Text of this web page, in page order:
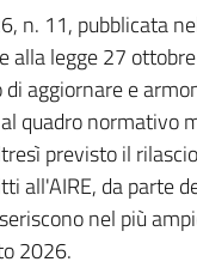
n. 11, pubblicata
alla legge 27
aggiornare e
quadro normativo
previsto il
all'AIRE, da parte
nel più
2026.